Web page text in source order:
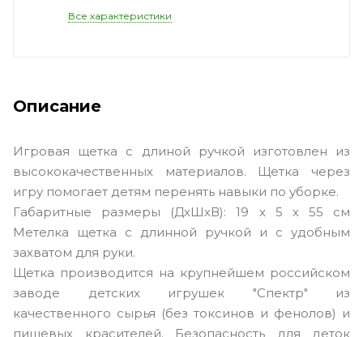
Все характеристики
Описание
Игровая щетка с длиной ручкой изготовлен из
высококачественных материалов. Щетка через
игру помогает детям перенять навыки по уборке.
Габаритные размеры (ДхШхВ): 19 х 5 х 55 см
Метелка щетка с длинной ручкой и с удобным
захватом для руки.
Щетка производится на крупнейшем российском
заводе детских игрушек "Спектр" из
качественного сырья (без токсинов и фенолов) и
пищевых красителей. Безопасность для деток